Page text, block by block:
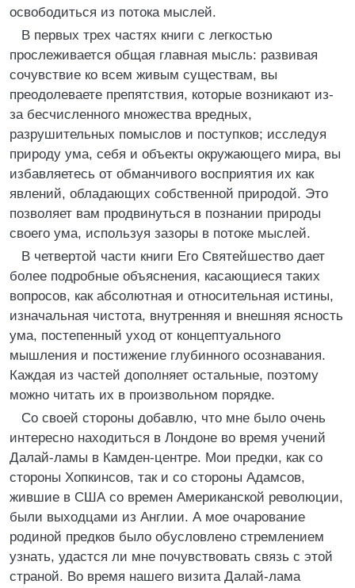
освободиться из потока мыслей.
В первых трех частях книги с легкостью
прослеживается общая главная мысль: развивая
сочувствие ко всем живым существам, вы
преодолеваете препятствия, которые возникают из-
за бесчисленного множества вредных,
разрушительных помыслов и поступков; исследуя
природу ума, себя и объекты окружающего мира, вы
избавляетесь от обманчивого восприятия их как
явлений, обладающих собственной природой. Это
позволяет вам продвинуться в познании природы
своего ума, используя зазоры в потоке мыслей.
В четвертой части книги Его Святейшество дает
более подробные объяснения, касающиеся таких
вопросов, как абсолютная и относительная истины,
изначальная чистота, внутренняя и внешняя ясность
ума, постепенный уход от концептуального
мышления и постижение глубинного осознавания.
Каждая из частей дополняет остальные, поэтому
можно читать их в произвольном порядке.
Со своей стороны добавлю, что мне было очень
интересно находиться в Лондоне во время учений
Далай-ламы в Камден-центре. Мои предки, как со
стороны Хопкинсов, так и со стороны Адамсов,
жившие в США со времен Американской революции,
были выходцами из Англии. А мое очарование
родиной предков было обусловлено стремлением
узнать, удастся ли мне почувствовать связь с этой
страной. Во время нашего визита Далай-лама